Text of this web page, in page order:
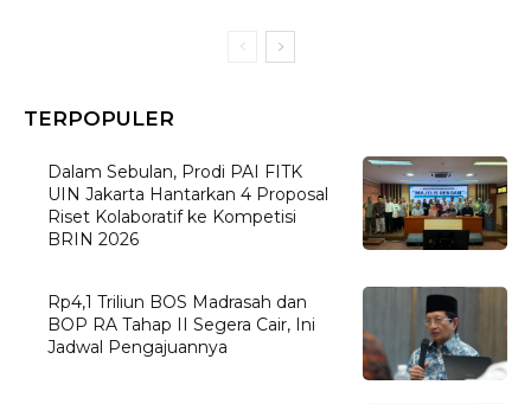
TERPOPULER
Dalam Sebulan, Prodi PAI FITK
UIN Jakarta Hantarkan 4 Proposal
Riset Kolaboratif ke Kompetisi
BRIN 2026
Rp4,1 Triliun BOS Madrasah dan
BOP RA Tahap II Segera Cair, Ini
Jadwal Pengajuannya